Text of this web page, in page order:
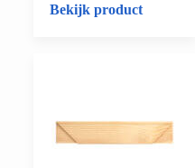
Bekijk product